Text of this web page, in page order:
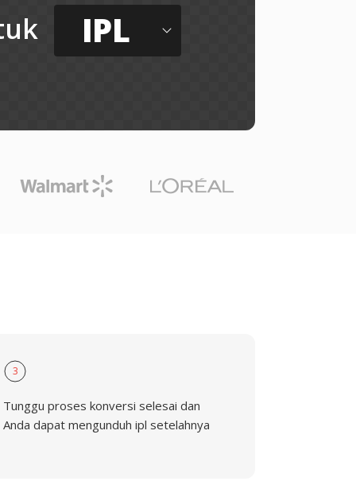
IPL
3
Tunggu proses konversi selesai dan
Anda dapat mengunduh ipl setelahnya